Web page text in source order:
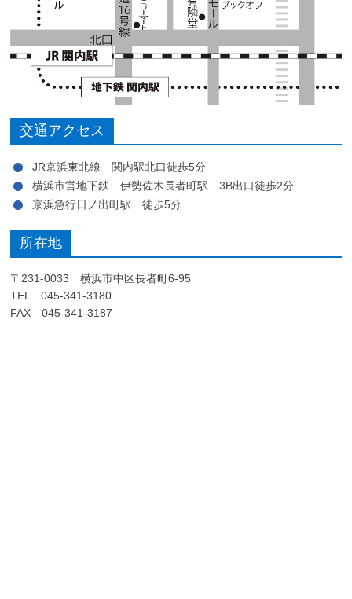
交通アクセス
JR京浜東北線 関内駅北口徒歩5分
横浜市営地下鉄 伊勢佐木長者町駅 3B出口徒歩2分
京浜急行日ノ出町駅 徒歩5分
所在地
〒231-0033 横浜市中区長者町6-95
TEL 045-341-3180
FAX 045-341-3187